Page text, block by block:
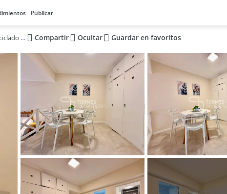
Publicar
RESERVADO Departamento 1 ambiente reciclado con patio propio | Plaza Colon Mar del Plata Compartir Ocultar Guardar en favoritos